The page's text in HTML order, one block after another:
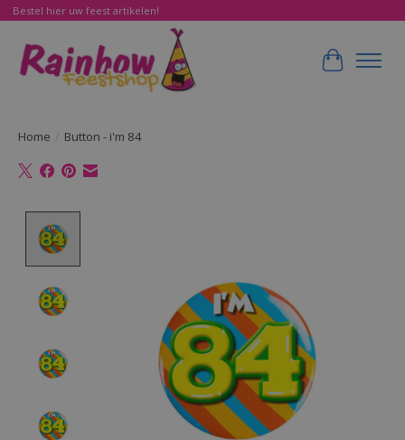
Bestel hier uw feest artikelen!
Home / Button - i'm 84